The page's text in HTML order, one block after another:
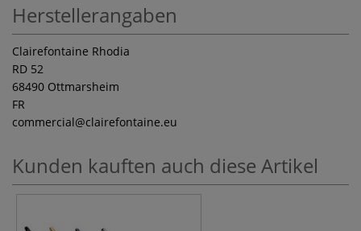
Herstellerangaben
Clairefontaine Rhodia
RD 52
68490 Ottmarsheim
FR
commercial@clairefontaine.eu
Kunden kauften auch diese Artikel